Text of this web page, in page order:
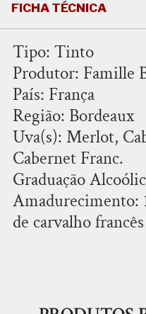
FICHA TÉCNICA
Tipo: Tinto
Produtor: Famille
País: França
Região: Bordeaux
Uva(s): Merlot,
Cabernet Franc.
Graduação
Amadurecimento:
de carvalho francês